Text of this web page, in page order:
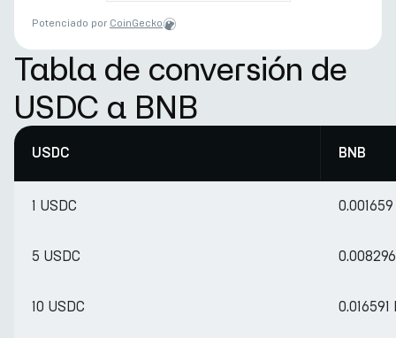
Potenciado por CoinGecko
Tabla de conversión de
USDC a BNB
USDC BNB
1 USDC
5 USDC
10 USDC